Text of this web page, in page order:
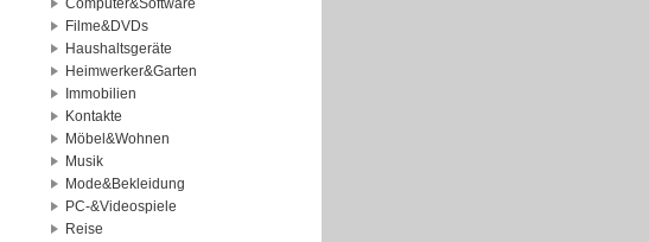
Computer&Software
Filme&DVDs
Haushaltsgeräte
Heimwerker&Garten
Immobilien
Kontakte
Möbel&Wohnen
Musik
Mode&Bekleidung
PC-&Videospiele
Reise